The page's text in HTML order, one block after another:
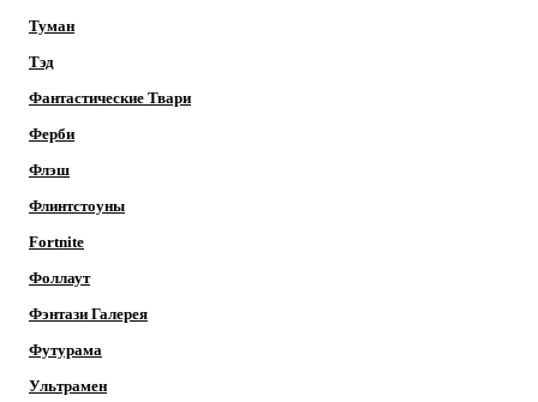
Туман
Тэд
Фантастические Твари
Ферби
Флэш
Флинтстоуны
Fortnite
Фоллаут
Фэнтази Галерея
Футурама
Ультрамен